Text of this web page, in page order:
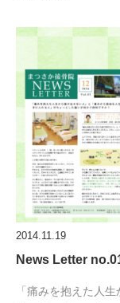
2014.11.19
News Letter
「痛みを抱えた人